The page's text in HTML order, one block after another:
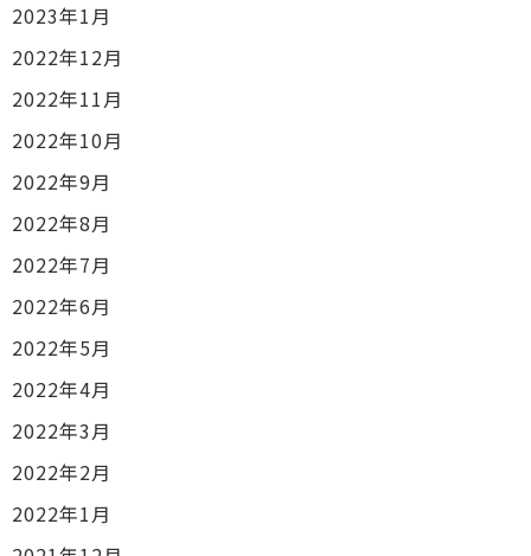
2023年1月
2022年12月
2022年11月
2022年10月
2022年9月
2022年8月
2022年7月
2022年6月
2022年5月
2022年4月
2022年3月
2022年2月
2022年1月